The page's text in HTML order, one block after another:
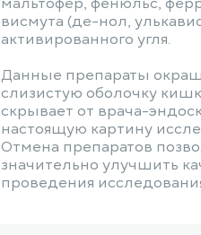
висмута (де-нол,
активированного угля.
Данные препараты
слизистую оболочку
скрывает от врача-
настоящую картину
Отмена препаратов
значительно улучшить
проведения